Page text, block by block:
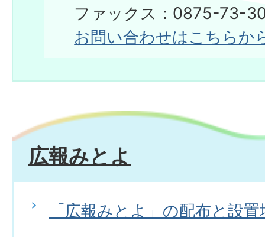
ファックス：0875-73-
お問い合わせはこちらか
広報みとよ
「広報みとよ」の配布と設置